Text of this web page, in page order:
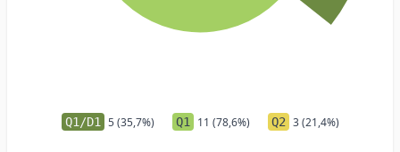
Q1/D1 5 (35,7%) Q1 11 (78,6%) Q2 3 (21,4%)